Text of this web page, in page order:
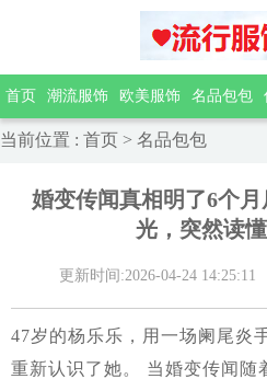
首页 潮流服饰 欧美服饰 名品包包
当前位置 : 首页 > 名品包包
婚变传闻真相明了6个
光，突然读
更新时间:2026-04-24 14:25:11
47岁的杨乐乐，用一场阑尾炎
重新认识了她。 当婚变传闻随